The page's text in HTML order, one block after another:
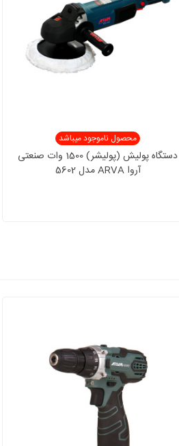
محصول ناموجود میباشد
دستگاه پولیش (پولیشر) 1500 وات صنعتی
آروا ARVA مدل 5602